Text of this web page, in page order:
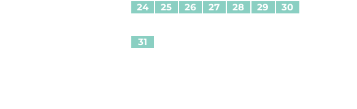
24 25 26 27 28 29 30
31